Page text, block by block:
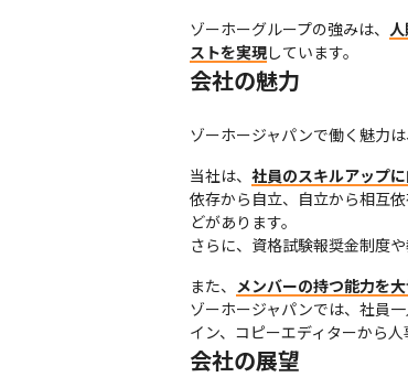
ゾーホーグループの強みは、
ストを実現しています。
会社の魅力
ゾーホージャパンで働く魅力は
当社は、 社員のスキルアップ
依存から自立、自立から相互
どがあります。
さらに、資格試験報奨⾦制度
また、 メンバーの持つ能力を
ゾーホージャパンでは、社員
イン、コピーエディターから
会社の展望